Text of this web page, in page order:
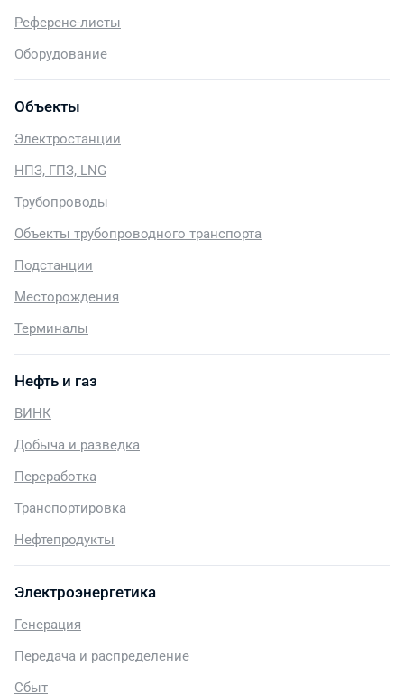
Референс-листы
Оборудование
Объекты
Электростанции
НПЗ, ГПЗ, LNG
Трубопроводы
Объекты трубопроводного транспорта
Подстанции
Месторождения
Терминалы
Нефть и газ
ВИНК
Добыча и разведка
Переработка
Транспортировка
Нефтепродукты
Электроэнергетика
Генерация
Передача и распределение
Сбыт